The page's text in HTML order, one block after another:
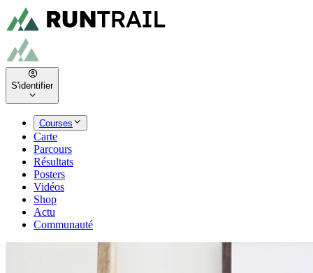
S'identifier
Courses
Carte
Parcours
Résultats
Posters
Vidéos
Shop
Actu
Communauté